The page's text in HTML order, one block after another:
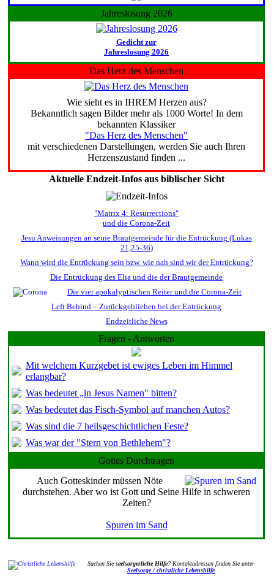
Jahreslosung 2026
Gedicht zur
Jahreslosung 2026
Das Herz des Menschen
Wie sieht es in IHREM Herzen aus?
Bekanntlich sagen Bilder mehr als 1000 Worte! In dem
bekannten Klassiker
"Das Herz des Menschen"
mit verschiedenen Darstellungen, werden Sie auch Ihren
Herzenszustand finden ...
Aktuelle Endzeit-Infos aus biblischer Sicht
"Matrix 4: Resurrections"
und die Corona-Zeit
Jesu Anweisungen an seine Brautgemeinde für die Entrückung (Lukas
21,25-36)
Wann wird die Entrückung sein bzw. wie nah sind wir der Entrückung?
Die Entrückung des Elia und die der Brautgemeinde
Die vier apokalyptischen Reiter und die Corona-Zeit
Left Behind – Zurückgeblieben bei der Entrückung
Endzeitliche News
Fragen - Antworten
Mit welchem Kurzgebet ist ewiges Leben im Himmel
erlangbar?
Was bedeutet „in Jesus Namen" bitten?
Was bedeutet das Fisch-Symbol auf manchen Autos?
Was sind die 7 heilsgeschichtlichen Feste?
Was war der "Stern von Bethlehem"?
Gottes Durchtragen
Auch Gotteskinder müssen Nöte
durchstehen. Aber wo ist Gott und Seine Hilfe in schweren
Zeiten?
Spuren im Sand
Suchen Sieseelsorgerliche Hilfe? Kontaktadressen finden Sie unter
Seelsorge / christliche Lebenshilfe